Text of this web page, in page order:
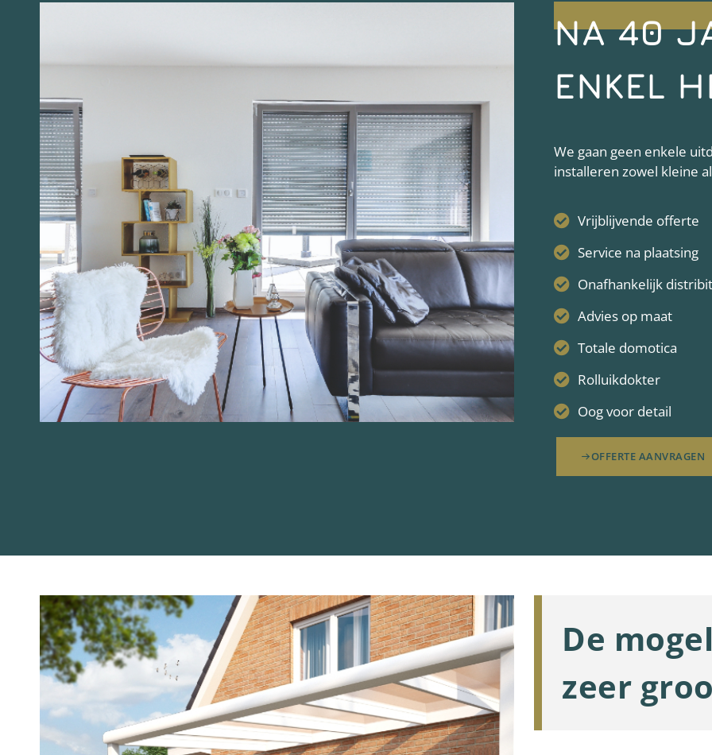
NA 40
ENKEL
We gaan geen enkele
installeren zowel kleine
Vrijblijvende offerte
Service na plaatsing
Onafhankelijk
Advies op maat
Totale domotica
Rolluikdokter
Oog voor detail
OFFERTE AANVRAGEN
De
zeer